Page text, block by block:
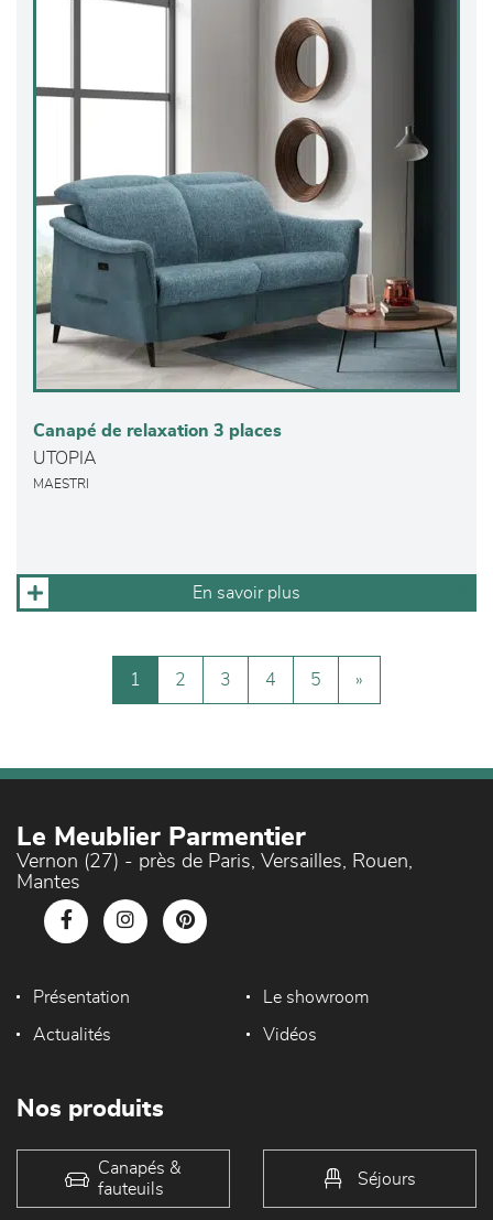
Canapé de relaxation 3 places
UTOPIA
MAESTRI
En savoir plus
1 2 3 4 5 »
Le Meublier Parmentier
Vernon (27) - près de Paris, Versailles, Rouen,
Mantes
Présentation Le showroom
Actualités Vidéos
Nos produits
Canapés &
fauteuils
Séjours